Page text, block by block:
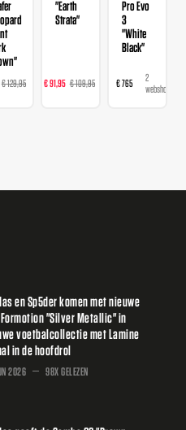
€ 129,95
webshops
"Earth
Strata"
€ 91,95 € 109,95
webshops
Pro Evo
3
"White
Black"
€ 765
2
webshops
en Sp5der komen met nieuwe
Formotion "Silver Metallic" in
voetbalcollectie met Lamine
in de hoofdrol
2026 98X GELEZEN